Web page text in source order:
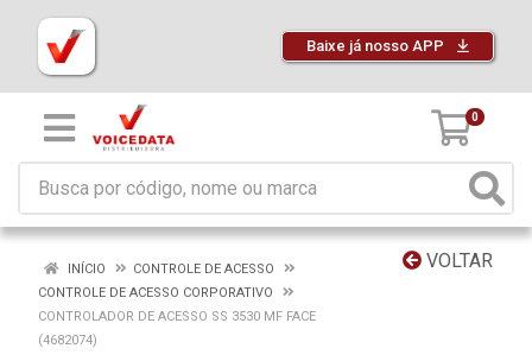
Baixe já nosso APP
0
VOLTAR
INÍCIO
CONTROLE DE ACESSO
CONTROLE DE ACESSO CORPORATIVO
CONTROLADOR DE ACESSO SS 3530 MF FACE
(4682074)